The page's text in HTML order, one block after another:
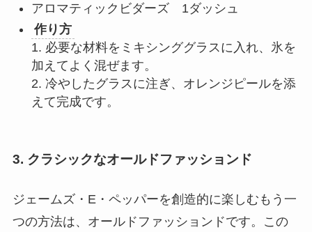
アロマティックビダーズ 1ダッシュ
作り方
1. 必要な材料をミキシンググラスに入れ、氷を
加えてよく混ぜます。
2. 冷やしたグラスに注ぎ、オレンジピールを添
えて完成です。
3. クラシックなオールドファッションド
ジェームズ・E・ペッパーを創造的に楽しむもう一
つの方法は、オールドファッションドです。この